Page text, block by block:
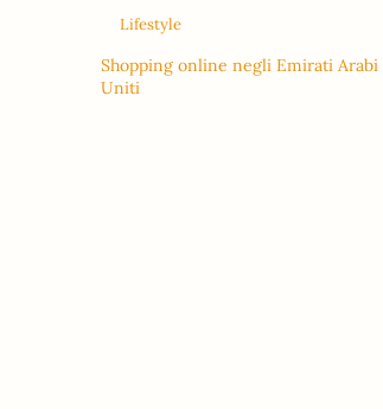
Lifestyle
Shopping online negli Emirati Arabi
Uniti